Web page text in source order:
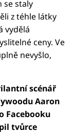
se staly
z téhle látky
vydělá
ceny. Ve
nevyšlo,
scénář
Aaron
Facebooku
tvůrce